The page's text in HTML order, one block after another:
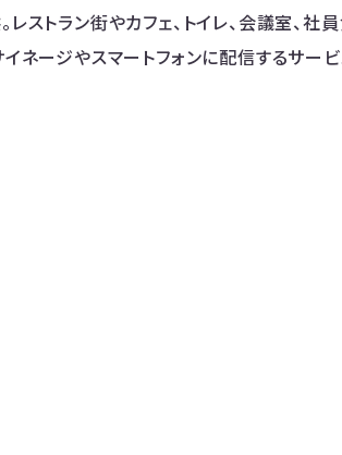
ストラン街やカフェ、トイレ、会議室、
ネージやスマートフォンに配信するサービ